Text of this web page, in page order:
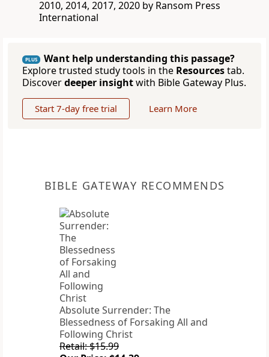
2010, 2014, 2017, 2020 by Ransom Press
International
PLUS
Want help understanding this passage?
Explore trusted study tools in the Resourcestab.
Discoverdeeper insightwith Bible Gateway Plus.
Start 7-day free trial Learn More
BIBLE GATEWAY RECOMMENDS
Absolute Surrender: The
Blessedness of Forsaking All and
Following Christ
Retail: $15.99